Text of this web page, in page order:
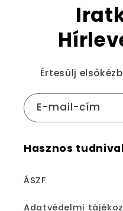
Értesülj
E-mail-cím
Hasznos
ÁSZF
Adatvédelmi